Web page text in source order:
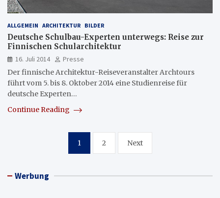
ALLGEMEIN ARCHITEKTUR BILDER
Deutsche Schulbau-Experten unterwegs: Reise zur
Finnischen Schularchitektur
16. Juli 2014
Presse
Der finnische Architektur-Reiseveranstalter Archtours
führt vom 5. bis 8. Oktober 2014 eine Studienreise für
deutsche Experten…
Continue Reading
Seitennummerierung
Beiträge
1 2 Next
Werbung